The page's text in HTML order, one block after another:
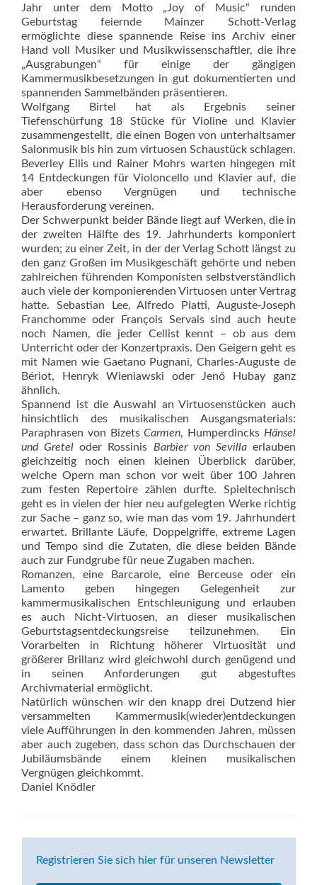
Jahr unter dem Motto „Joy of Music“ runden
Geburtstag feiernde Mainzer Schott-Verlag
ermöglichte diese spannende Reise ins Archiv einer
Hand voll Musiker und Musikwissenschaftler, die ihre
„Ausgrabungen“ für einige der gängigen
Kammermusikbesetzungen in gut dokumentierten und
spannenden Sammelbänden präsentieren.
Wolfgang Birtel hat als Ergebnis seiner
Tiefenschürfung 18 Stücke für Violine und Klavier
zusammengestellt, die einen Bogen von unterhaltsamer
Salonmusik bis hin zum virtuosen Schaustück schlagen.
Beverley Ellis und Rainer Mohrs warten hingegen mit
14 Entdeckungen für Violoncello und Klavier auf, die
aber ebenso Vergnügen und technische
Herausforderung vereinen.
Der Schwerpunkt beider Bände liegt auf Werken, die in
der zweiten Hälfte des 19. Jahrhunderts komponiert
wurden; zu einer Zeit, in der der Verlag Schott längst zu
den ganz Großen im Musikgeschäft gehörte und neben
zahlreichen führenden Komponisten selbstverständlich
auch viele der komponierenden Virtuosen unter Vertrag
hatte. Sebastian Lee, Alfredo Piatti, Auguste-Joseph
Franchomme oder François Servais sind auch heute
noch Namen, die jeder Cellist kennt – ob aus dem
Unterricht oder der Konzertpraxis. Den Geigern geht es
mit Namen wie Gaetano Pugnani, Charles-Auguste de
Bériot, Henryk Wieniawski oder Jenő Hubay ganz
ähnlich.
Spannend ist die Auswahl an Virtuosenstücken auch
hinsichtlich des musikalischen Ausgangsmaterials:
Paraphrasen von BizetsCarmen, Humperdincks Hänsel
und Gretel oder Rossinis Barbier von Sevillaerlauben
gleichzeitig noch einen kleinen Überblick darüber,
welche Opern man schon vor weit über 100 Jahren
zum festen Repertoire zählen durfte. Spieltechnisch
geht es in vielen der hier neu aufgelegten Werke richtig
zur Sache – ganz so, wie man das vom 19. Jahrhundert
erwartet. Brillante Läufe, Doppelgriffe, extreme Lagen
und Tempo sind die Zutaten, die diese beiden Bände
auch zur Fundgrube für neue Zugaben machen.
Romanzen, eine Barcarole, eine Berceuse oder ein
Lamento geben hingegen Gelegenheit zur
kammermusikalischen Entschleunigung und erlauben
es auch Nicht-Virtuosen, an dieser musikalischen
Geburtstagsentdeckungsreise teilzunehmen. Ein
Vorarbeiten in Richtung höherer Virtuosität und
größerer Brillanz wird gleichwohl durch genügend und
in seinen Anforderungen gut abgestuftes
Archivmaterial ermöglicht.
Natürlich wünschen wir den knapp drei Dutzend hier
versammelten Kammermusik(wieder)entdeckungen
viele Aufführungen in den kommenden Jahren, müssen
aber auch zugeben, dass schon das Durchschauen der
Jubiläumsbände einem kleinen musikalischen
Vergnügen gleichkommt.
Daniel Knödler
Registrieren Sie sich hier für unseren Newsletter